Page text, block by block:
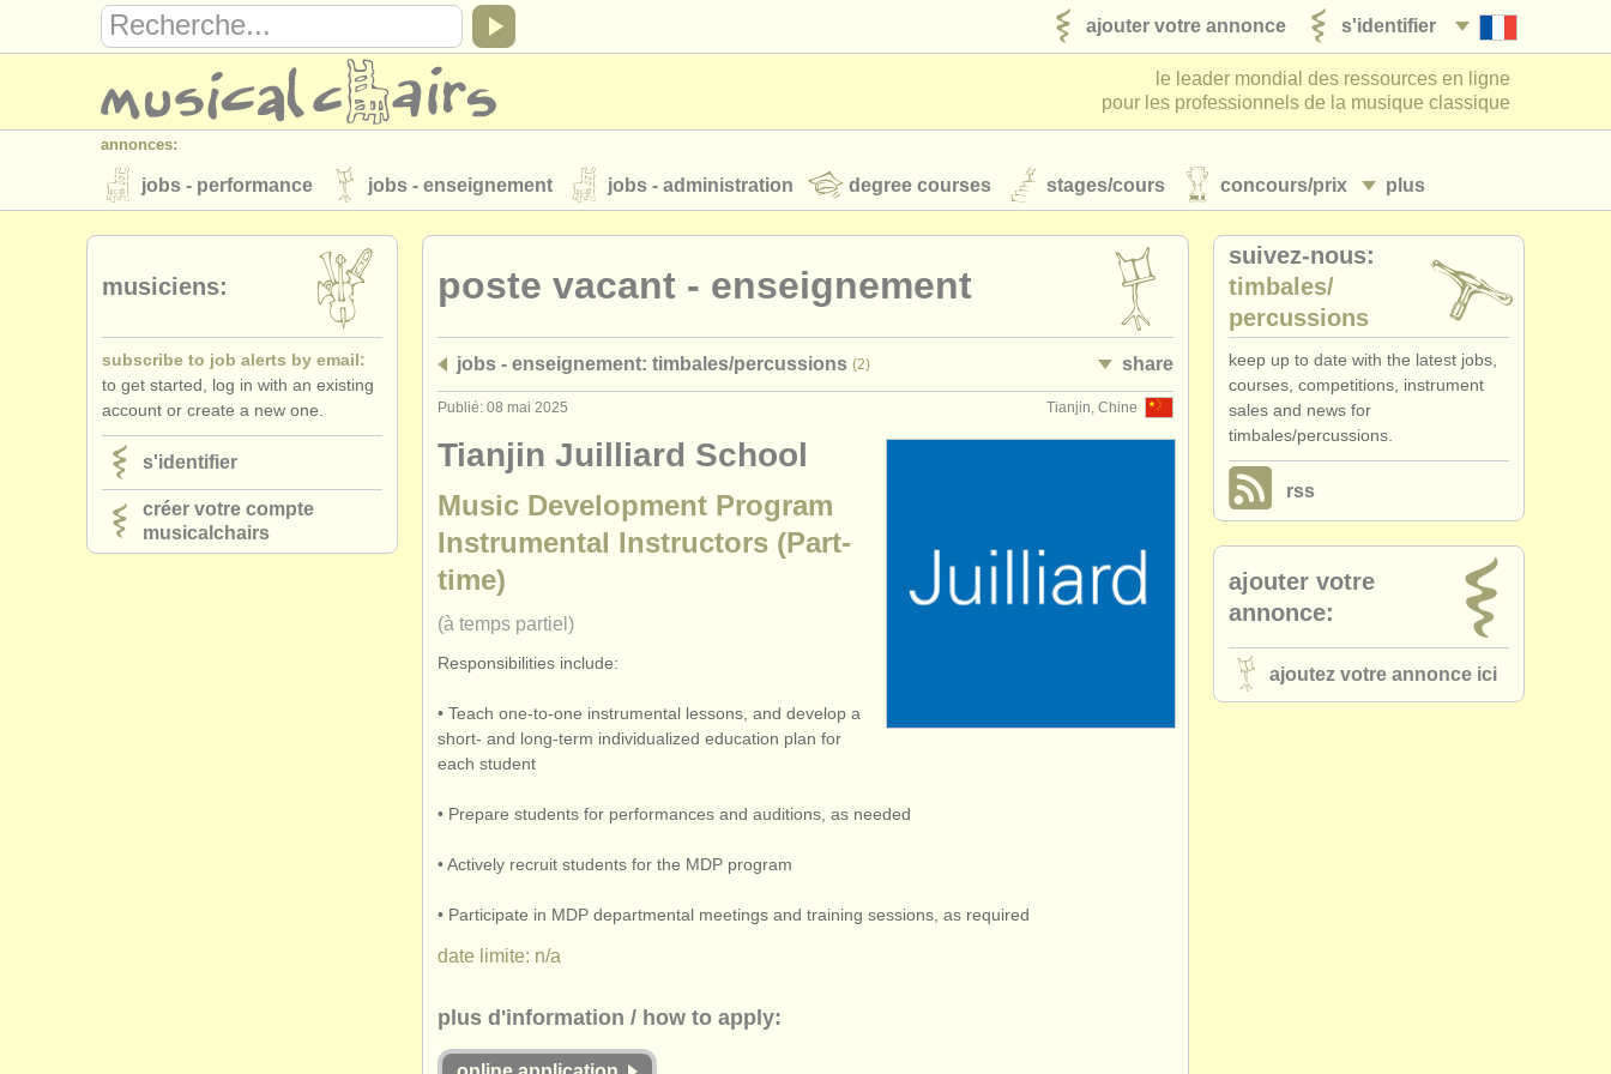
s'identifier
ajouter votre annonce
le leader mondial des ressources en ligne
pour les professionnels de la musique classique
annonces:
plus
jobs - performance jobs - enseignement jobs - administration degree courses stages/cours concours/prix
instruments à vendre instruments volés
annuaires:
orchestres et l'opéra
musicalchairs:
a propos de musicalchairs contactez nous
éditeurs:
ajouter votre annonce
poste vacant - enseignement
jobs - enseignement: timbales/percussions (2) share
Tianjin, Chine
Publié: 08 mai 2025
Tianjin Juilliard School
Music Development Program
Instrumental Instructors (Part-
time)
(à temps partiel)
Responsibilities include:
• Teach one-to-one instrumental lessons, and develop a
short- and long-term individualized education plan for
each student
• Prepare students for performances and auditions, as needed
• Actively recruit students for the MDP program
• Participate in MDP departmental meetings and training sessions, as required
date limite: n/a
plus d'information / how to apply:
musiciens:
subscribe to job alerts by email:
to get started, log in with an existing
account or create a new one.
s'identifier
créer votre compte
musicalchairs
suivez-nous:
timbales/
percussions
keep up to date with the latest jobs,
courses, competitions, instrument
sales and news for
timbales/percussions.
rss
ajouter votre
annonce:
ajoutez votre annonce ici